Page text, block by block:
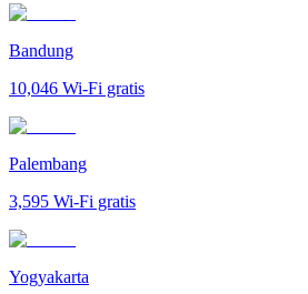
Bandung
10,046 Wi-Fi gratis
Palembang
3,595 Wi-Fi gratis
Yogyakarta